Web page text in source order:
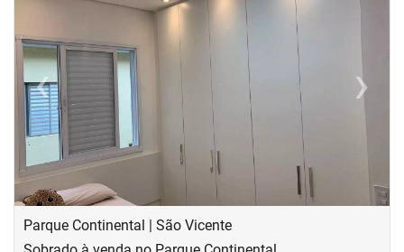
‹Previous ›Next
Parque Continental | São Vicente